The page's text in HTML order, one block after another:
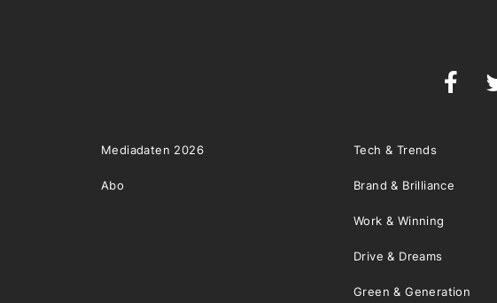
Mediadaten 2026
Abo
Tech & Trends
Brand & Brilliance
Work & Winning
Drive & Dreams
Green & Generation